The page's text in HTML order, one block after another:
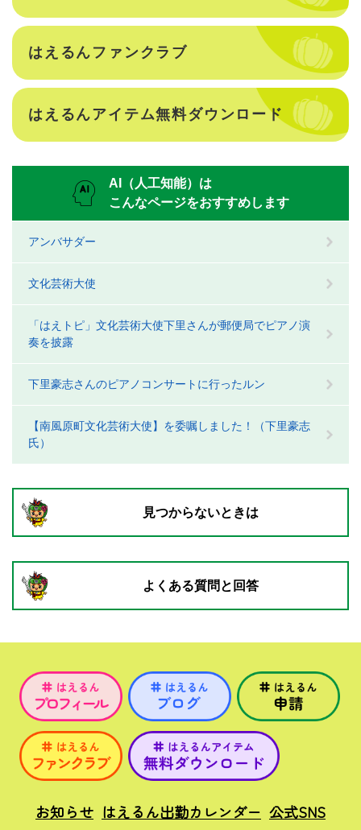
はえるんファンクラブ
はえるんアイテム無料ダウンロード
AI（人工知能）は
こんなページをおすすめします
アンバサダー
文化芸術大使
「はえトピ」文化芸術大使下里さんが郵便局でピアノ演
奏を披露
下里豪志さんのピアノコンサートに行ったルン
【南風原町文化芸術大使】を委嘱しました！（下里豪志
氏）
見つからないときは
よくある質問と回答
お知らせ はえるん出勤カレンダー 公式SNS